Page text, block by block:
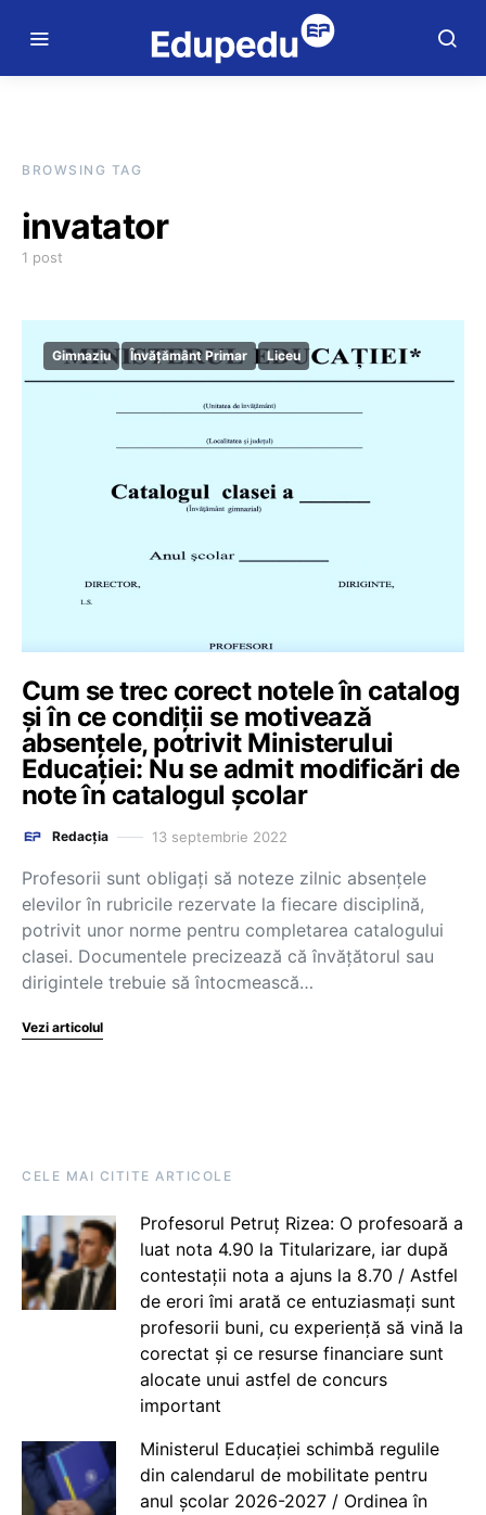
BROWSING TAG
invatator
1 post
Gimnaziu Învățământ Primar Liceu
Cum se trec corect notele în catalog
și în ce condiții se motivează
absențele, potrivit Ministerului
Educației: Nu se admit modificări de
note în catalogul școlar
Redacția 13 septembrie 2022
Profesorii sunt obligați să noteze zilnic absențele
elevilor în rubricile rezervate la fiecare disciplină,
potrivit unor norme pentru completarea catalogului
clasei. Documentele precizează că învățătorul sau
dirigintele trebuie să întocmească…
Vezi articolul
CELE MAI CITITE ARTICOLE
Profesorul Petruț Rizea: O profesoară a
luat nota 4.90 la Titularizare, iar după
contestații nota a ajuns la 8.70 / Astfel
de erori îmi arată ce entuziasmați sunt
profesorii buni, cu experiență să vină la
corectat și ce resurse financiare sunt
alocate unui astfel de concurs
important
Ministerul Educației schimbă regulile
din calendarul de mobilitate pentru
anul școlar 2026-2027 / Ordinea în